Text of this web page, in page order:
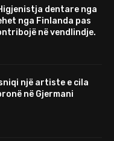
dentare nga
nga Finlanda pas
në vendlindje.
një artiste e cila
në Gjermani